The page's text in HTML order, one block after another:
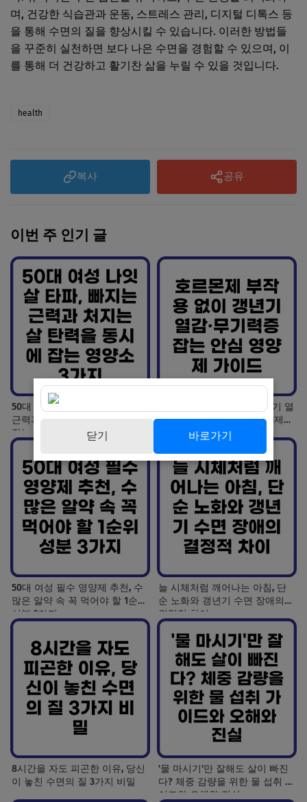
며, 건강한 식습관과 운동, 스트레스 관리, 디지털 디톡스 등
을 통해 수면의 질을 향상시킬 수 있습니다. 이러한 방법들
을 꾸준히 실천하면 보다 나은 수면을 경험할 수 있으며, 이
를 통해 더 건강하고 활기찬 삶을 누릴 수 있을 것입니다.
health
복사 공유
이번 주 인기 글
50대 여성 나잇살 타파, 빠지는
근력과 처지는 살 탄력을 동시에
잡는 영양소 3가지
호르몬제 부작용 없이 갱년기 열
감·무기력증 잡는 안심 영양제
50대 여성 필수 영양제 추천, 수
많은 알약 속 꼭 먹어야 할 1순위
성분 3가지
늘 시체처럼 깨어나는 아침, 단
순 노화와 갱년기 수면 장애의
결정적 차이
8시간을 자도 피곤한 이유, 당신
이 놓친 수면의 질 3가지 비밀
'물 마시기'만 잘해도 살이 빠진
다? 체중 감량을 위한 물 섭취 가
이드와 오해와 진실
닫기 바로가기